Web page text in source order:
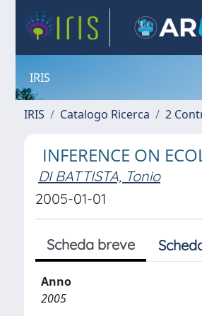
IRIS
IRIS Catalogo Ricerca 2
INFERENCE ON
DI BATTISTA, Tonio
2005-01-01
Scheda breve
Anno
2005